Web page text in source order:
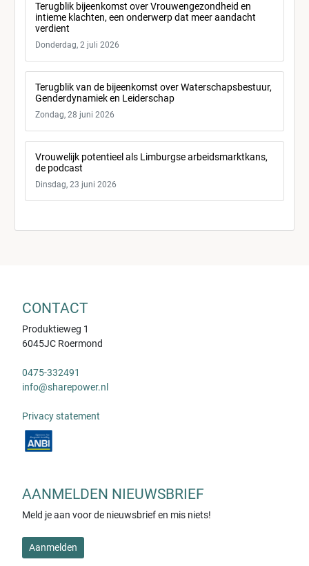
Terugblik bijeenkomst over Vrouwengezondheid en
intieme klachten, een onderwerp dat meer aandacht
verdient
Donderdag, 2 juli 2026
Terugblik van de bijeenkomst over Waterschapsbestuur,
Genderdynamiek en Leiderschap
Zondag, 28 juni 2026
Vrouwelijk potentieel als Limburgse arbeidsmarktkans,
de podcast
Dinsdag, 23 juni 2026
CONTACT
Produktieweg 1
6045JC Roermond
0475-332491
info@sharepower.nl
Privacy statement
AANMELDEN NIEUWSBRIEF
Meld je aan voor de nieuwsbrief en mis niets!
Aanmelden